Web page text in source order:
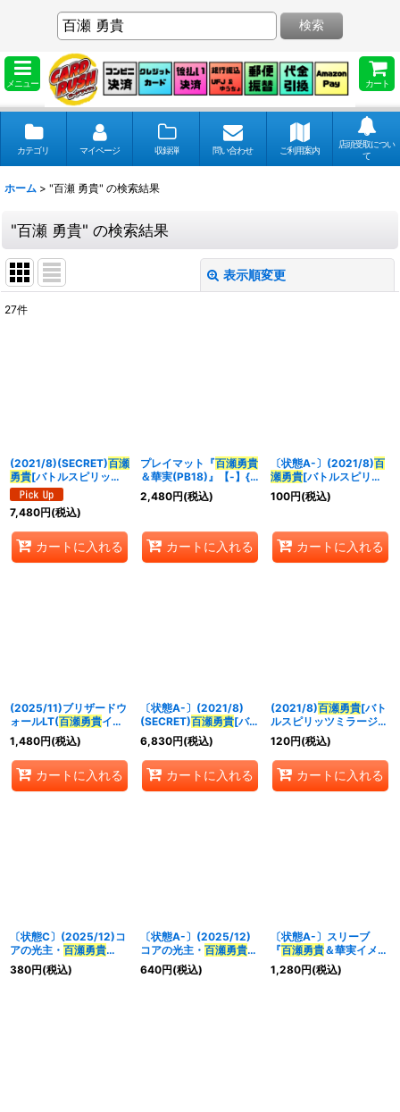
メニュー カート
検索
カテゴリ マイページ 収録弾 問い合わせ ご利用案内
店頭受取につい
て
ホーム > "百瀬 勇貴" の検索結果
"百瀬 勇貴" の検索結果
表示順変更
絞り込む
27件
(2021/8)(SECRET)百瀬
勇貴[バトルスピリッツ
ミラージュ]【CP-
SEC】{SD61-CP01}
《白》
7,480円(税込)
カートに入れる
プレイマット『百瀬勇貴
＆華実(PB18)』【-】{-}
《サプライ》
2,480円(税込)
カートに入れる
〔状態A-〕(2021/8)百
瀬勇貴[バトルスピリッ
ツミラージュ]【CP】
{SD61-CP01}《白》
100円(税込)
カートに入れる
(2025/11)ブリザードウ
ォールLT(百瀬勇貴イラ
スト)【R】{BSC45-
099}《白》
1,480円(税込)
カートに入れる
〔状態A-〕(2021/8)
(SECRET)百瀬勇貴[バト
ルスピリッツミラージ
ュ]【CP-SEC】{SD61-
CP01}《白》
6,830円(税込)
カートに入れる
(2021/8)百瀬勇貴[バト
ルスピリッツミラージ
ュ]【CP】{SD61-
CP01}《白》
120円(税込)
カートに入れる
〔状態C〕(2025/12)コ
アの光主・ 百瀬勇貴
【PX】{PX25-02}
《白》
380円(税込)
〔状態A-〕(2025/12)
コアの光主・ 百瀬勇貴
【PX】{PX25-02}
《白》
640円(税込)
〔状態A-〕スリーブ
『百瀬勇貴＆華実イメー
ジ(PB18)』50枚 【-】
{-}《サプライ》
1,280円(税込)